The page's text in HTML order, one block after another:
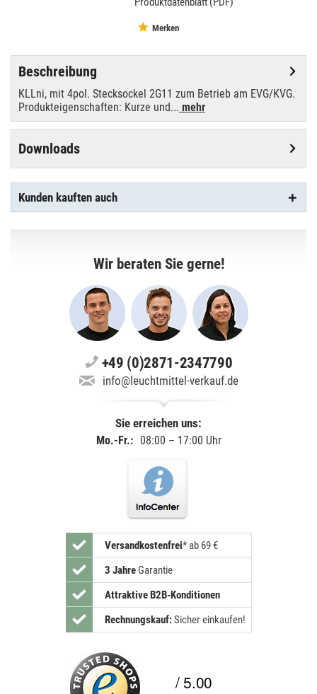
Merken
Beschreibung
KLLni, mit 4pol. Stecksockel 2G11 zum Betrieb am EVG/KVG.
Produkteigenschaften: Kurze und... mehr
Downloads
Kunden kauften auch
Wir beraten Sie gerne!
+49 (0)2871-2347790
info@leuchtmittel-verkauf.de
Sie erreichen uns:
Mo.-Fr.: 08:00 – 17:00 Uhr
Versandkostenfrei* ab 69 €
3 JahreGarantie
Attraktive B2B-Konditionen
Rechnungskauf:Sicher einkaufen!
/ 5.00